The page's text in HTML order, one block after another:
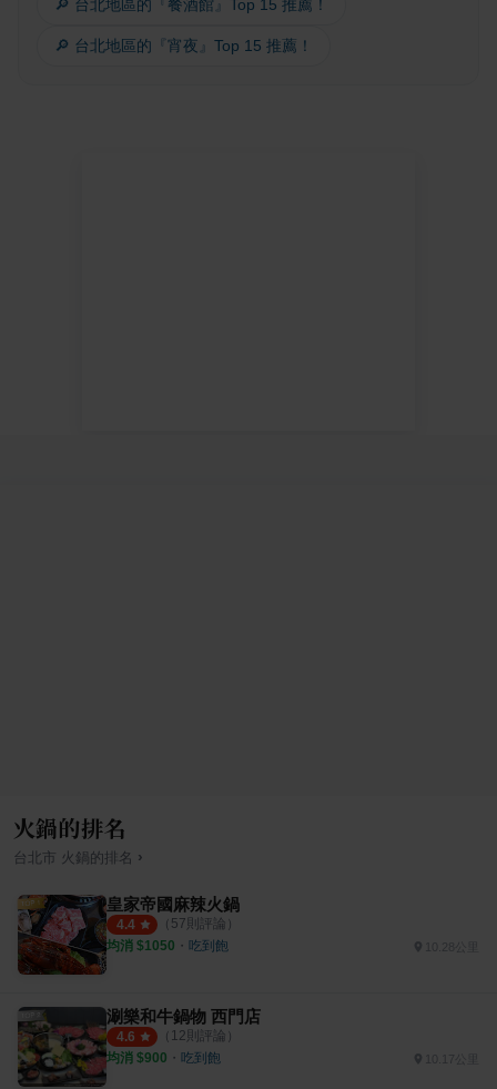
🔎 台北地區的『餐酒館』Top 15 推薦！
🔎 台北地區的『宵夜』Top 15 推薦！
火鍋的排名
台北市 火鍋 的排名 ›
皇家帝國麻辣火鍋
4.4 （ 57則評論）
均消 $1050 ・ 吃到飽
涮樂和牛鍋物 西門店
4.6 （ 12則評論）
均消 $900 ・ 吃到飽